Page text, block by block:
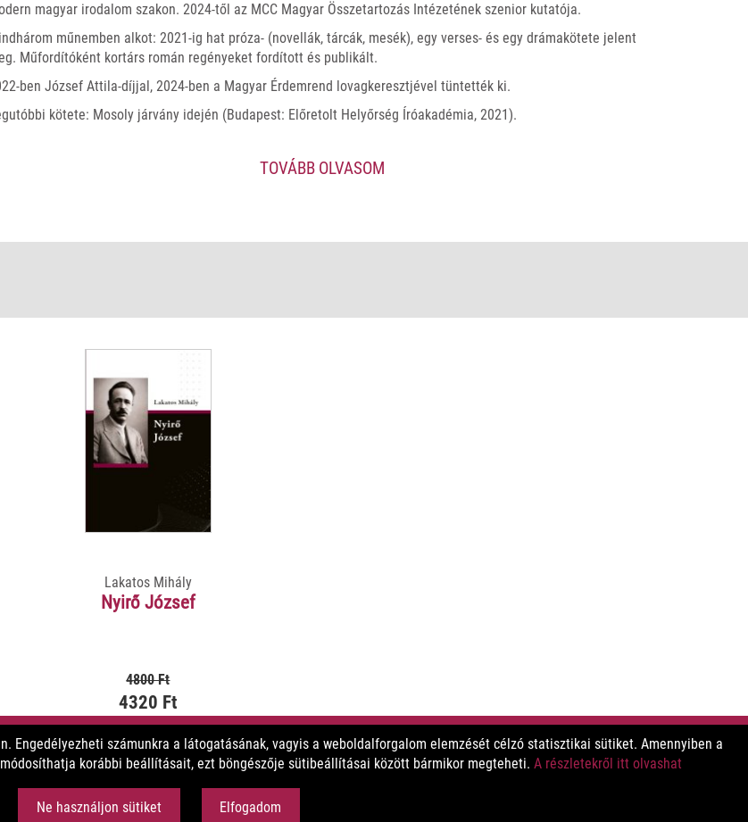
magyar irodalom szakon. 2024-től az MCC Magyar Összetartozás Intézetének szenior kutatója.
műnemben alkot: 2021-ig hat próza- (novellák, tárcák, mesék), egy verses- és egy drámakötete jelent
Műfordítóként kortárs román regényeket fordított és publikált.
ben József Attila-díjjal, 2024-ben a Magyar Érdemrend lovagkeresztjével tüntették ki.
kötete: Mosoly járvány idején (Budapest: Előretolt Helyőrség Íróakadémia, 2021).
TOVÁBB OLVASOM
Lakatos Mihály
Nyirő József
4800 Ft
4320 Ft
MEGNÉZEM
Engedélyezheti számunkra a látogatásának, vagyis a weboldalforgalom elemzését célzó statisztikai sütiket. Amennyiben a
korábbi beállításait, ezt böngészője sütibeállításai között bármikor megteheti. A részletekről itt olvashat
Ne használjon sütiket Elfogadom